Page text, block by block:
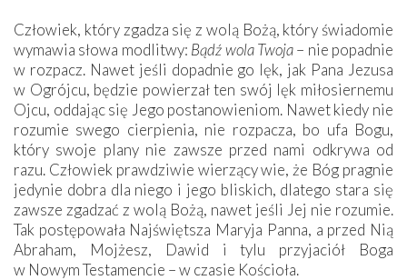
Człowiek, który zgadza się z wolą Bożą, który świadomie
wymawia słowa modlitwy: Bądź wola Twoja– nie popadnie
w rozpacz. Nawet jeśli dopadnie go lęk, jak Pana Jezusa
w Ogrójcu, będzie powierzał ten swój lęk miłosiernemu
Ojcu, oddając się Jego postanowieniom. Nawet kiedy nie
rozumie swego cierpienia, nie rozpacza, bo ufa Bogu,
który swoje plany nie zawsze przed nami odkrywa od
razu. Człowiek prawdziwie wierzący wie, że Bóg pragnie
jedynie dobra dla niego i jego bliskich, dlatego stara się
zawsze zgadzać z wolą Bożą, nawet jeśli Jej nie rozumie.
Tak postępowała Najświętsza Maryja Panna, a przed Nią
Abraham, Mojżesz, Dawid i tylu przyjaciół Boga
w Nowym Testamencie – w czasie Kościoła.